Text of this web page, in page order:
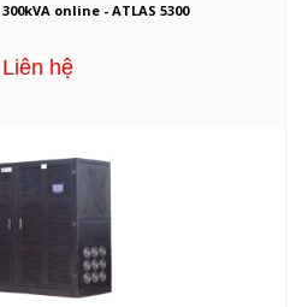
online - ATLAS 5300
Liên hệ